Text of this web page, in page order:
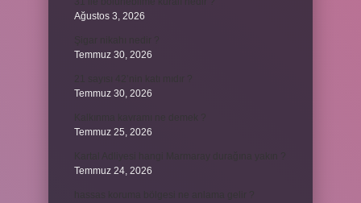
Ağustos 3, 2026
Temmuz 30, 2026
Temmuz 30, 2026
Temmuz 25, 2026
Temmuz 24, 2026